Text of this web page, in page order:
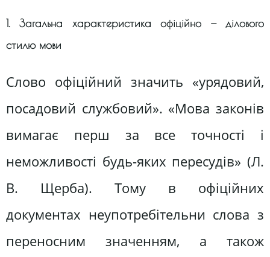
1. Загальна характеристика офіційно — ділового
стилю мови
Слово офіційний значить «урядовий,
посадовий службовий». «Мова законів
вимагає перш за все точності і
неможливості будь-яких пересудів» (Л.
В. Щерба). Тому в офіційних
документах неупотребітельни слова з
переносним значенням, а також